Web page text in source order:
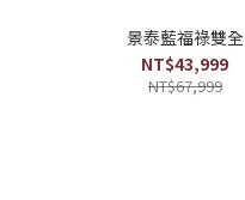
景泰藍福祿雙全
NT$43,999
NT$67,999